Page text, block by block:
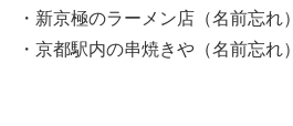
・新京極のラーメン店（名前忘れ）
・京都駅内の串焼きや（名前忘れ）